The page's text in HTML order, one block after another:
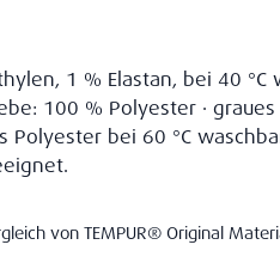
1 % Elastan, bei 40 °C
100 % Polyester ·
Polyester bei 60 °C
von TEMPUR® Original